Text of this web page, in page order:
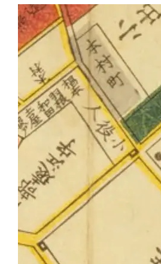
+
-